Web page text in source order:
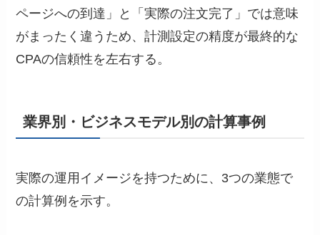
ページへの到達」と「実際の注文完了」では意味
がまったく違うため、計測設定の精度が最終的な
CPAの信頼性を左右する。
業界別・ビジネスモデル別の計算事例
実際の運用イメージを持つために、3つの業態で
の計算例を示す。